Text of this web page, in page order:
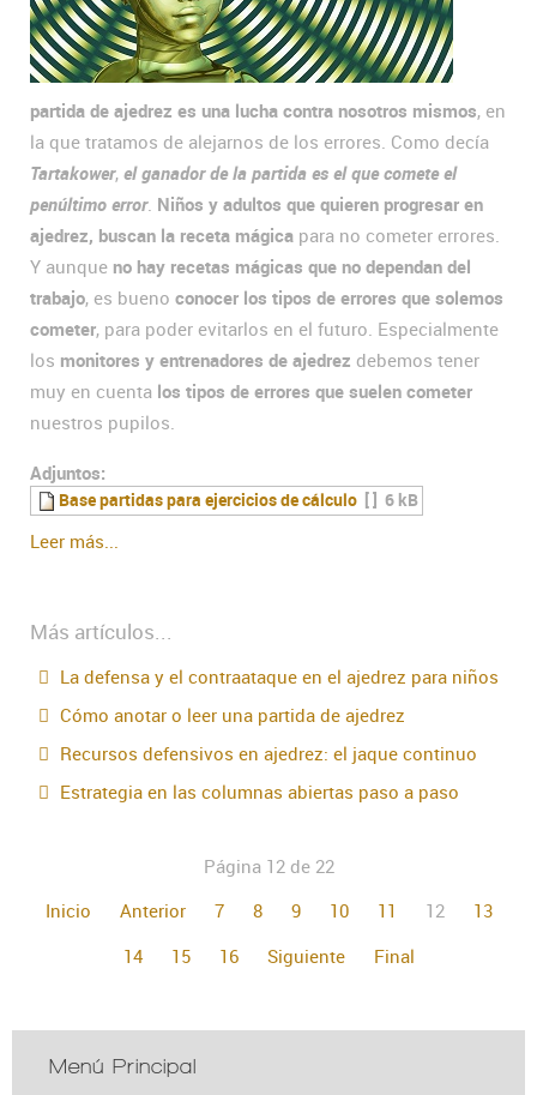
partida de ajedrez es una lucha contra nosotros mismos, en
la que tratamos de alejarnos de los errores. Como decía
Tartakower, el ganador de la partida es el que comete el
penúltimo error. Niños y adultos que quieren progresar en
ajedrez, buscan la receta mágica para no cometer errores.
Y aunque no hay recetas mágicas que no dependan del
trabajo, es bueno conocer los tipos de errores que solemos
cometer, para poder evitarlos en el futuro. Especialmente
los monitores y entrenadores de ajedrez debemos tener
muy en cuenta los tipos de errores que suelen cometer
nuestros pupilos.
Adjuntos:
Base partidas para ejercicios de cálculo [ ] 6 kB
Leer más...
Más artículos...
La defensa y el contraataque en el ajedrez para niños
Cómo anotar o leer una partida de ajedrez
Recursos defensivos en ajedrez: el jaque continuo
Estrategia en las columnas abiertas paso a paso
Página 12 de 22
Inicio
Anterior 7 8 9 10 11 12
13
14
15 16 Siguiente Final
Menú Principal